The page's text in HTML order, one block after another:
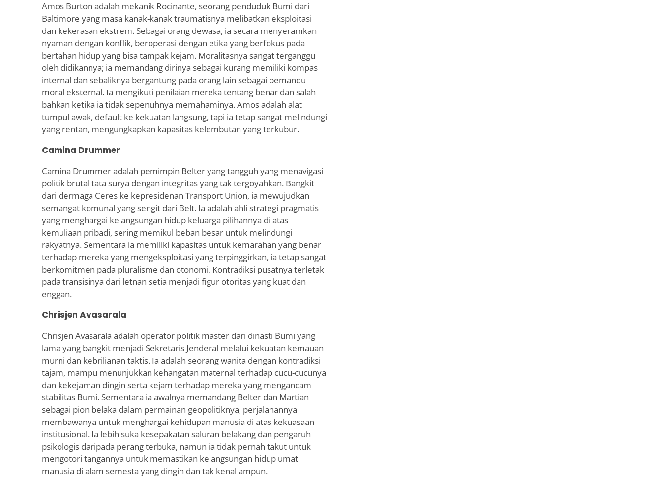
Amos Burton adalah mekanik Rocinante, seorang penduduk Bumi dari
Baltimore yang masa kanak-kanak traumatisnya melibatkan eksploitasi
dan kekerasan ekstrem. Sebagai orang dewasa, ia secara menyeramkan
nyaman dengan konflik, beroperasi dengan etika yang berfokus pada
bertahan hidup yang bisa tampak kejam. Moralitasnya sangat terganggu
oleh didikannya; ia memandang dirinya sebagai kurang memiliki kompas
internal dan sebaliknya bergantung pada orang lain sebagai pemandu
moral eksternal. Ia mengikuti penilaian mereka tentang benar dan salah
bahkan ketika ia tidak sepenuhnya memahaminya. Amos adalah alat
tumpul awak, default ke kekuatan langsung, tapi ia tetap sangat melindungi
yang rentan, mengungkapkan kapasitas kelembutan yang terkubur.
Camina Drummer
Camina Drummer adalah pemimpin Belter yang tangguh yang menavigasi
politik brutal tata surya dengan integritas yang tak tergoyahkan. Bangkit
dari dermaga Ceres ke kepresidenan Transport Union, ia mewujudkan
semangat komunal yang sengit dari Belt. Ia adalah ahli strategi pragmatis
yang menghargai kelangsungan hidup keluarga pilihannya di atas
kemuliaan pribadi, sering memikul beban besar untuk melindungi
rakyatnya. Sementara ia memiliki kapasitas untuk kemarahan yang benar
terhadap mereka yang mengeksploitasi yang terpinggirkan, ia tetap sangat
berkomitmen pada pluralisme dan otonomi. Kontradiksi pusatnya terletak
pada transisinya dari letnan setia menjadi figur otoritas yang kuat dan
enggan.
Chrisjen Avasarala
Chrisjen Avasarala adalah operator politik master dari dinasti Bumi yang
lama yang bangkit menjadi Sekretaris Jenderal melalui kekuatan kemauan
murni dan kebrilianan taktis. Ia adalah seorang wanita dengan kontradiksi
tajam, mampu menunjukkan kehangatan maternal terhadap cucu-cucunya
dan kekejaman dingin serta kejam terhadap mereka yang mengancam
stabilitas Bumi. Sementara ia awalnya memandang Belter dan Martian
sebagai pion belaka dalam permainan geopolitiknya, perjalanannya
membawanya untuk menghargai kehidupan manusia di atas kekuasaan
institusional. Ia lebih suka kesepakatan saluran belakang dan pengaruh
psikologis daripada perang terbuka, namun ia tidak pernah takut untuk
mengotori tangannya untuk memastikan kelangsungan hidup umat
manusia di alam semesta yang dingin dan tak kenal ampun.